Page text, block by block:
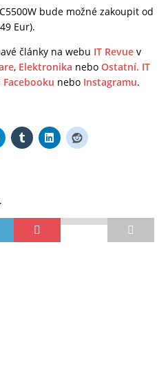
bude možné zakoupit od
Eur).
články na webu IT Revue v
, Elektronika nebo Ostatní. IT
Facebooku nebo Instagramu.